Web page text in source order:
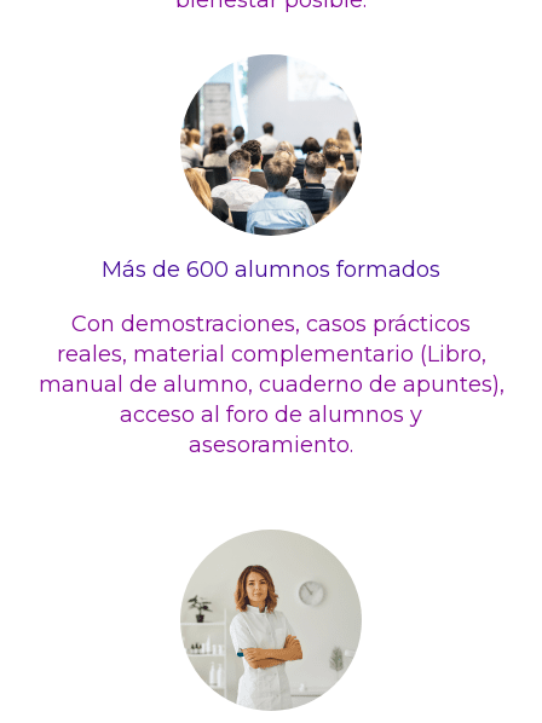
Más de 600 alumnos formados
Con demostraciones, casos prácticos
reales, material complementario (Libro,
manual de alumno, cuaderno de apuntes),
acceso al foro de alumnos y
asesoramiento.